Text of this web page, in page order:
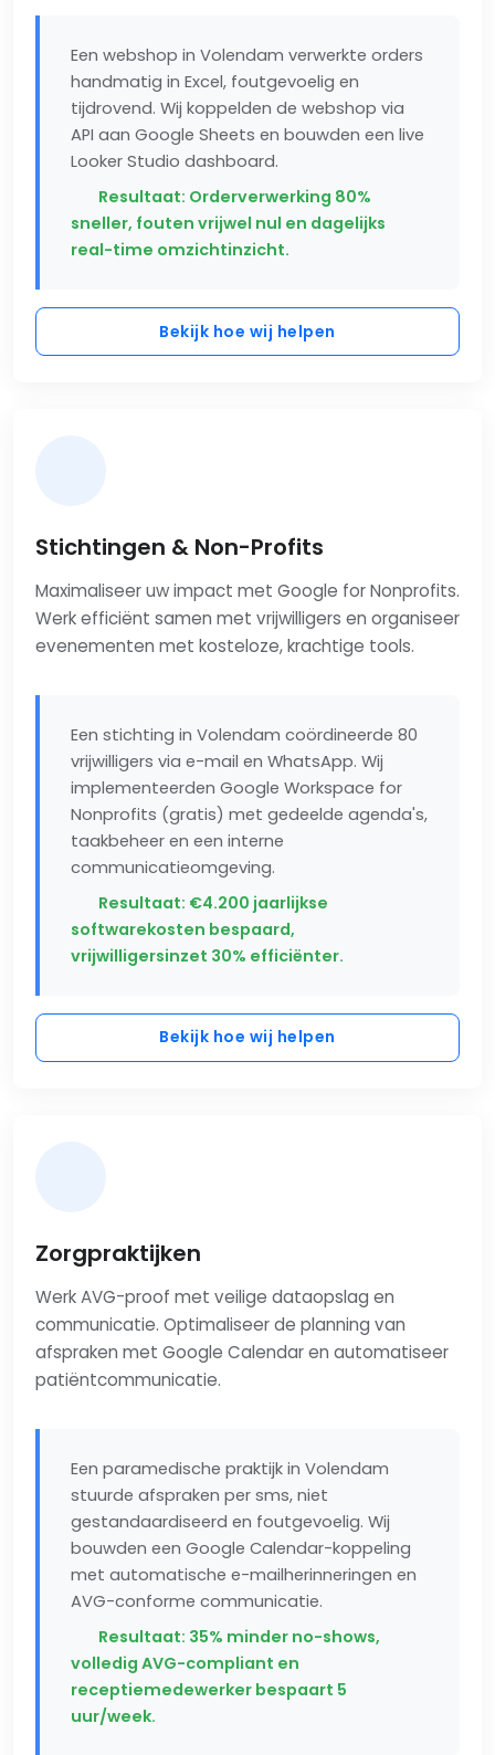
Een webshop in Volendam verwerkte orders
handmatig in Excel, foutgevoelig en
tijdrovend. Wij koppelden de webshop via
API aan Google Sheets en bouwden een live
Looker Studio dashboard.
Resultaat: Orderverwerking 80%
sneller, fouten vrijwel nul en dagelijks
real-time omzichtinzicht.
Bekijk hoe wij helpen
Stichtingen & Non-Profits
Maximaliseer uw impact met Google for Nonprofits.
Werk efficiënt samen met vrijwilligers en organiseer
evenementen met kosteloze, krachtige tools.
Een stichting in Volendam coördineerde 80
vrijwilligers via e-mail en WhatsApp. Wij
implementeerden Google Workspace for
Nonprofits (gratis) met gedeelde agenda's,
taakbeheer en een interne
communicatieomgeving.
Resultaat: €4.200 jaarlijkse
softwarekosten bespaard,
vrijwilligersinzet 30% efficiënter.
Bekijk hoe wij helpen
Zorgpraktijken
Werk AVG-proof met veilige dataopslag en
communicatie. Optimaliseer de planning van
afspraken met Google Calendar en automatiseer
patiëntcommunicatie.
Een paramedische praktijk in Volendam
stuurde afspraken per sms, niet
gestandaardiseerd en foutgevoelig. Wij
bouwden een Google Calendar-koppeling
met automatische e-mailherinneringen en
AVG-conforme communicatie.
Resultaat: 35% minder no-shows,
volledig AVG-compliant en
receptiemedewerker bespaart 5
uur/week.